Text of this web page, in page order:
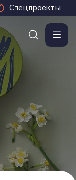
Спецпроекты